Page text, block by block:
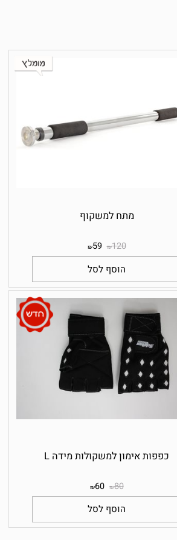
מתח למשקוף
₪120
₪59
כפפות אימון למשקולות מידה L
₪80
₪60